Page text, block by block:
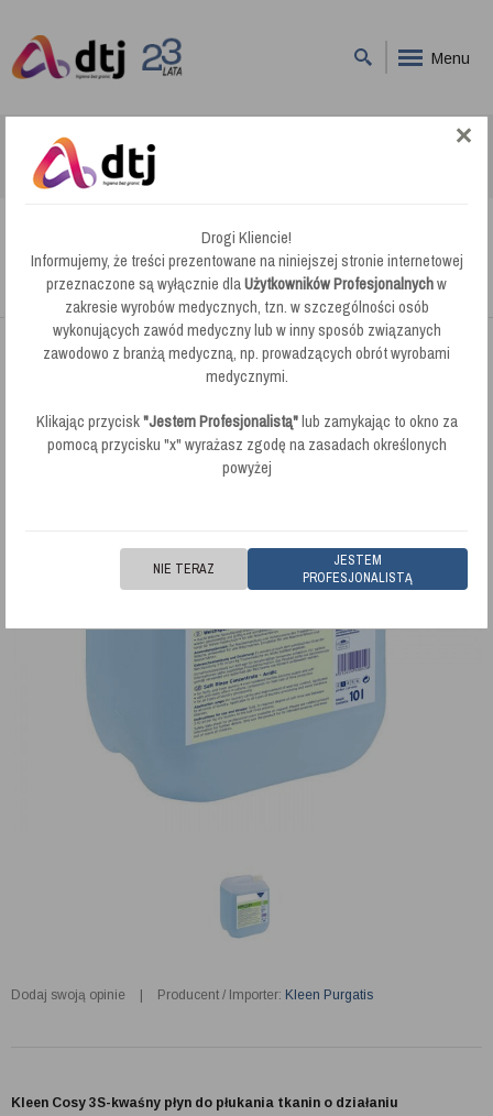
Menu
Kleen Cosy 3S-kwaśny płyn do płukania tkanin o działaniu
antystatycznym
Kleen Cosy 3S-kwaśny płyn do płukania
tkanin o działaniu antystatycznym
Dodaj swoją opinie Producent / Importer: Kleen Purgatis
Kleen Cosy 3S-kwaśny płyn do płukania tkanin o działaniu
Drogi Kliencie!
Informujemy, że treści prezentowane na niniejszej stronie internetowej
przeznaczone są wyłącznie dlaUżytkowników Profesjonalnychw
zakresie wyrobów medycznych, tzn. w szczególności osób
wykonujących zawód medyczny lub w inny sposób związanych
zawodowo z branżą medyczną, np. prowadzących obrót wyrobami
medycznymi.
Klikając przycisk"Jestem Profesjonalistą"lub zamykając to okno za
pomocą przycisku "x" wyrażasz zgodę na zasadach określonych
powyżej
JESTEM
PROFESJONALISTĄ
NIE TERAZ